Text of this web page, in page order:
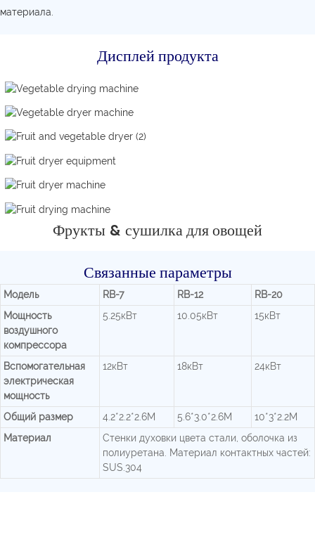
материала.
Дисплей продукта
Фрукты & сушилка для овощей
Связанные параметры
Модель RB-7 RB-12
RB-20
Мощность
воздушного
компрессора
5.25кВт 10.05кВт 15кВт
Вспомогательная
электрическая
мощность
12кВт 18кВт 24кВт
Общий размер 4.2*2.2*2.6М 5.6*3.0*2.6М
10*3*2.2М
Материал
Стенки духовки цвета стали, оболочка из
полиуретана. Материал контактных частей:
SUS.304